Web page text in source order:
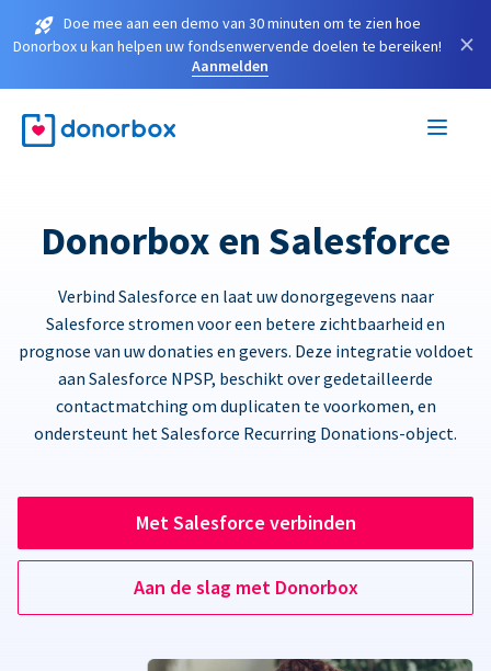
Doe mee aan een demo van 30 minuten om te zien hoe
Donorbox u kan helpen uw fondsenwervende doelen te bereiken!
Aanmelden
×
Donorbox en Salesforce
Verbind Salesforce en laat uw donorgegevens naar
Salesforce stromen voor een betere zichtbaarheid en
prognose van uw donaties en gevers. Deze integratie voldoet
aan Salesforce NPSP, beschikt over gedetailleerde
contactmatching om duplicaten te voorkomen, en
ondersteunt het Salesforce Recurring Donations-object.
Met Salesforce verbinden
Aan de slag met Donorbox